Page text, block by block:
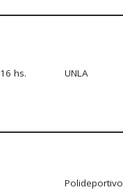
16 hs. UNLA
Polideportivo